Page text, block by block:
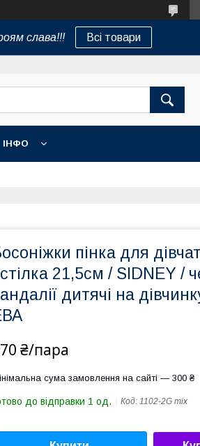
слава!!! Всі товари
ІНФО
пінка для
21,5см / SIDNEY /
дитячі на
₴/пара
сума замовлення на сайті — 300 ₴
до відправки 1 од. Код: 1102-2G mix